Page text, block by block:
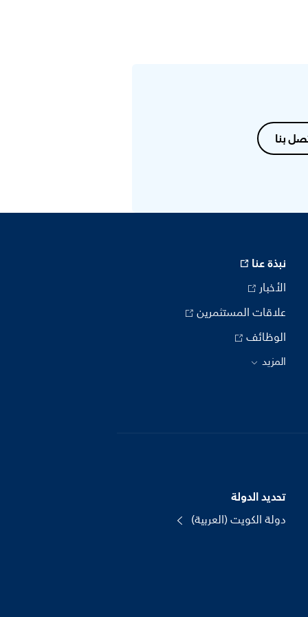
بنا
نبذة عنا
الأخبار
علاقات المستثمرين
الوظائف
المزيد
تحديد الدولة
دولة الكويت (العربية)